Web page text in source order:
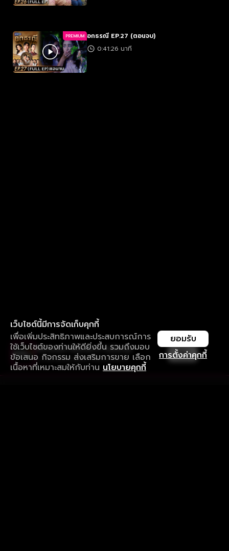
PREMIUM อกธรณี EP.27 (ตอนจบ)
0:41:26 นาที
เว็บไซต์นี้มีการจัดเก็บคุกกี้
เพื่อเพิ่มประสิทธิภาพและประสบการณ์การ
ใช้เว็บไซต์ของท่านให้ดียิ่งขึ้น รวมถึงมอบ
ข้อเสนอ กิจกรรม ส่งเสริมการขาย เลือก
เนื้อหาที่เหมาะสมให้กับท่าน นโยบายคุกกี้
การตั้งค่าคุกกี้
ยอมรับ
ใช้งานแอป ลื่นไหลกว่า ไม่มีสะดุด
ดาวน์โหลดแอปเพื่อการรับชมที่ดีกว่า เปิด